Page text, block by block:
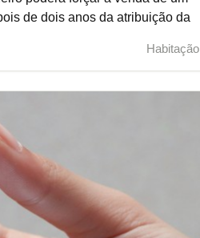
de dois anos da atribuição da
Habitação